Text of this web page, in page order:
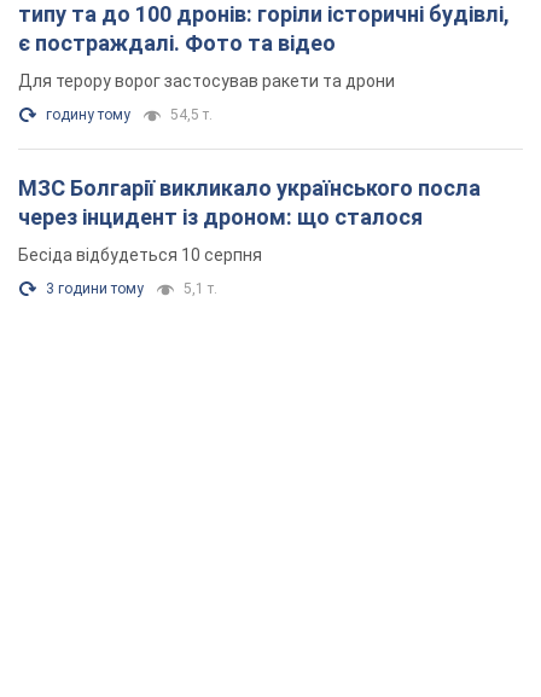
типу та до 100 дронів: горіли історичні будівлі,
є постраждалі. Фото та відео
Для терору ворог застосував ракети та дрони
годину тому 54,5 т.
МЗС Болгарії викликало українського посла
через інцидент із дроном: що сталося
Бесіда відбудеться 10 серпня
3 години тому 5,1 т.